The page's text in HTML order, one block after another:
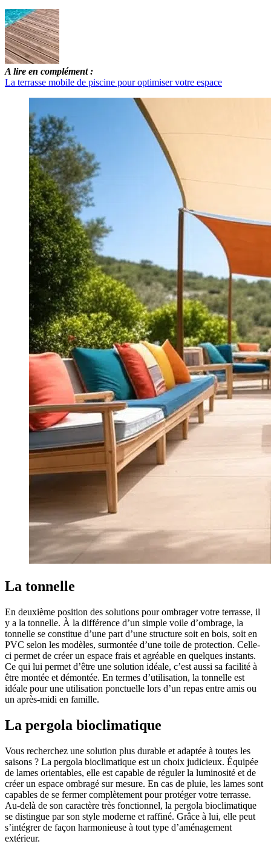
A lire en complément :
La terrasse mobile de piscine pour optimiser votre espace
La tonnelle
En deuxième position des solutions pour ombrager votre terrasse, il
y a la tonnelle. À la différence d’un simple voile d’ombrage, la
tonnelle se constitue d’une part d’une structure soit en bois, soit en
PVC selon les modèles, surmontée d’une toile de protection. Celle-
ci permet de créer un espace frais et agréable en quelques instants.
Ce qui lui permet d’être une solution idéale, c’est aussi sa facilité à
être montée et démontée. En termes d’utilisation, la tonnelle est
idéale pour une utilisation ponctuelle lors d’un repas entre amis ou
un après-midi en famille.
La pergola bioclimatique
Vous recherchez une solution plus durable et adaptée à toutes les
saisons ? La pergola bioclimatique est un choix judicieux. Équipée
de lames orientables, elle est capable de réguler la luminosité et de
créer un espace ombragé sur mesure. En cas de pluie, les lames sont
capables de se fermer complètement pour protéger votre terrasse.
Au-delà de son caractère très fonctionnel, la pergola bioclimatique
se distingue par son style moderne et raffiné. Grâce à lui, elle peut
s’intégrer de façon harmonieuse à tout type d’aménagement
extérieur.